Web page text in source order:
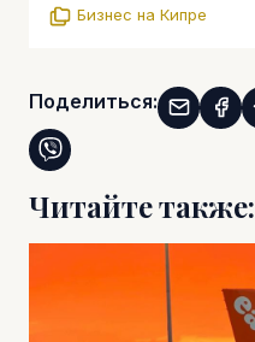
Бизнес на Кипре
Поделиться:
Читайте также: